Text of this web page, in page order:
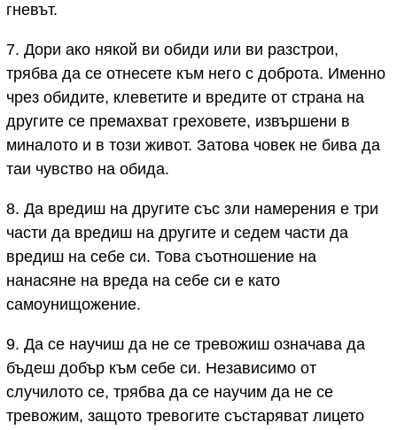
гневът.
7. Дори ако някой ви обиди или ви разстрои,
трябва да се отнесете към него с доброта. Именно
чрез обидите, клеветите и вредите от страна на
другите се премахват греховете, извършени в
миналото и в този живот. Затова човек не бива да
таи чувство на обида.
8. Да вредиш на другите със зли намерения е три
части да вредиш на другите и седем части да
вредиш на себе си. Това съотношение на
нанасяне на вреда на себе си е като
самоунищожение.
9. Да се научиш да не се тревожиш означава да
бъдеш добър към себе си. Независимо от
случилото се, трябва да се научим да не се
тревожим, защото тревогите състаряват лицето